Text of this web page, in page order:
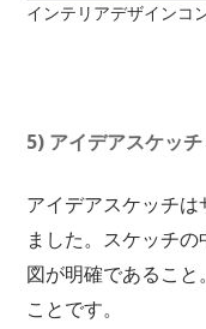
インテリアデザインコ
5) アイデアスケッ
アイデアスケッチ
ました。スケッチ
図が明確であるこ
ことです。